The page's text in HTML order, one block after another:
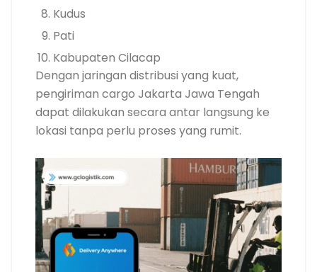
Kudus
Pati
Kabupaten Cilacap
Dengan jaringan distribusi yang kuat,
pengiriman cargo Jakarta Jawa Tengah
dapat dilakukan secara antar langsung ke
lokasi tanpa perlu proses yang rumit.